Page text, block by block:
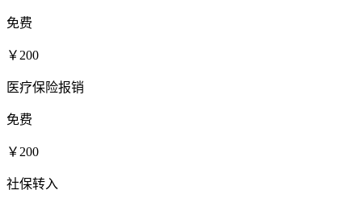
免费
￥200
医疗保险报销
免费
￥200
社保转入